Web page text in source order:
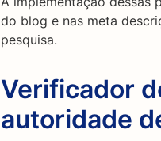
do blog e nas meta
pesquisa.
Verificador
autoridade